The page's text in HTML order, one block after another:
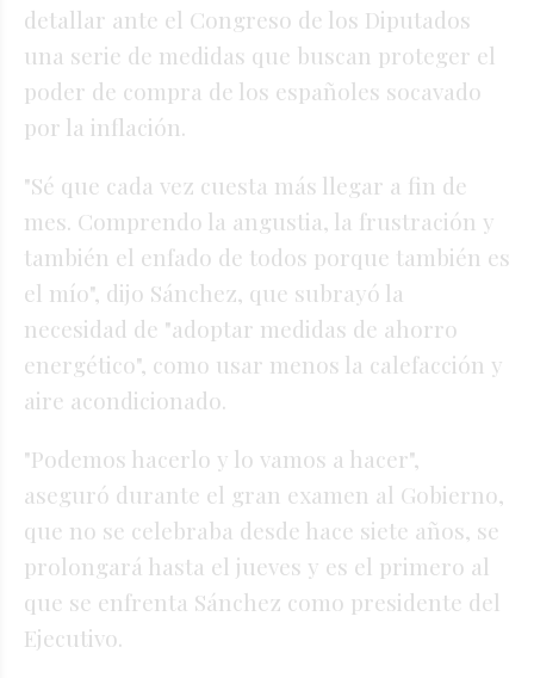
detallar ante el Congreso de los Diputados
una serie de medidas que buscan proteger el
poder de compra de los españoles socavado
por la inflación.
"Sé que cada vez cuesta más llegar a fin de
mes. Comprendo la angustia, la frustración y
también el enfado de todos porque también es
el mío", dijo Sánchez, que subrayó la
necesidad de "adoptar medidas de ahorro
energético", como usar menos la calefacción y
aire acondicionado.
"Podemos hacerlo y lo vamos a hacer",
aseguró durante el gran examen al Gobierno,
que no se celebraba desde hace siete años, se
prolongará hasta el jueves y es el primero al
que se enfrenta Sánchez como presidente del
Ejecutivo.